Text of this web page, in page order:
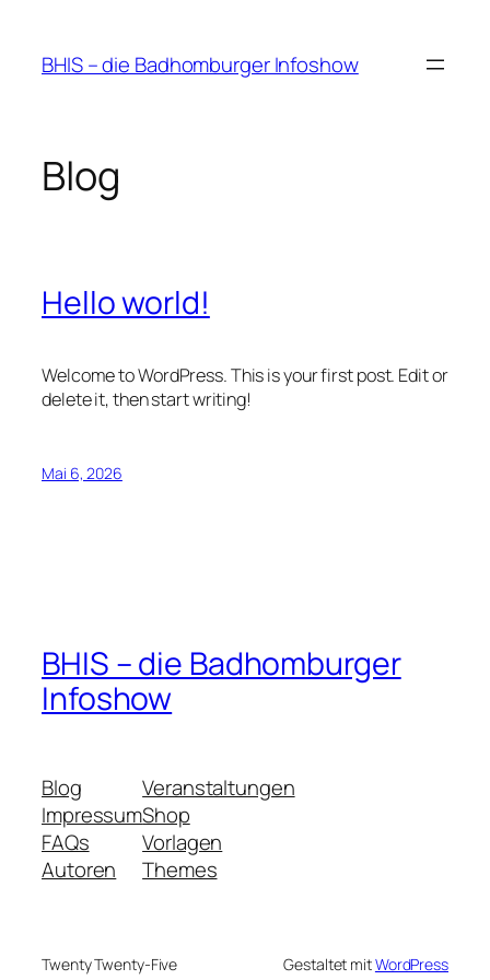
springen
BHIS – die Badhomburger Infoshow
Blog
Hello world!
Welcome to WordPress. This is your first post. Edit or
delete it, then start writing!
Mai 6, 2026
BHIS – die Badhomburger
Infoshow
Blog
Impressum
FAQs
Autoren
Veranstaltungen
Shop
Vorlagen
Themes
Twenty Twenty-Five Gestaltet mitWordPress